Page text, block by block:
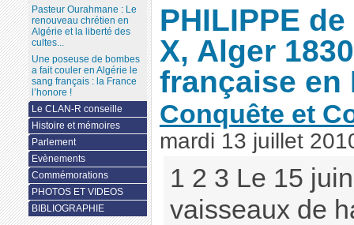
PHILIPPE
X, Alger
française en
Conquête et
mardi 13 juillet
1 2 3 Le 15
vaisseaux de
Pasteur Ourahmane : Le
renouveau chrétien en
Algérie et la liberté des
cultes...
Une poseuse de bombes
a fait couler en Algérie le
sang français : la France
l’honore !
Le CLAN-R conseille
Histoire et mémoires
Parlement
Evènements
Commémorations
PHOTOS ET VIDEOS
BIBLIOGRAPHIE